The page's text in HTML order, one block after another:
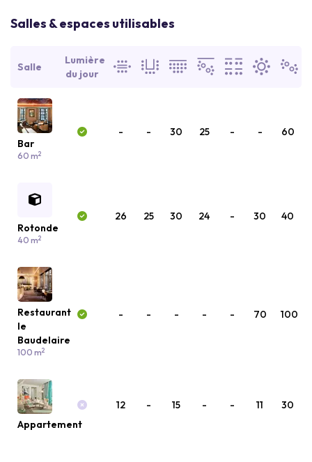
Salles & espaces utilisables
Salle
Lumière
du jour
Bar
60 m2
- - 30 25 - - 60
Rotonde
40 m2
26 25 30 24 - 30 40
Restaurant
le
Baudelaire
100 m2
- - - - - 70 100
Appartement
12 - 15 - - 11 30